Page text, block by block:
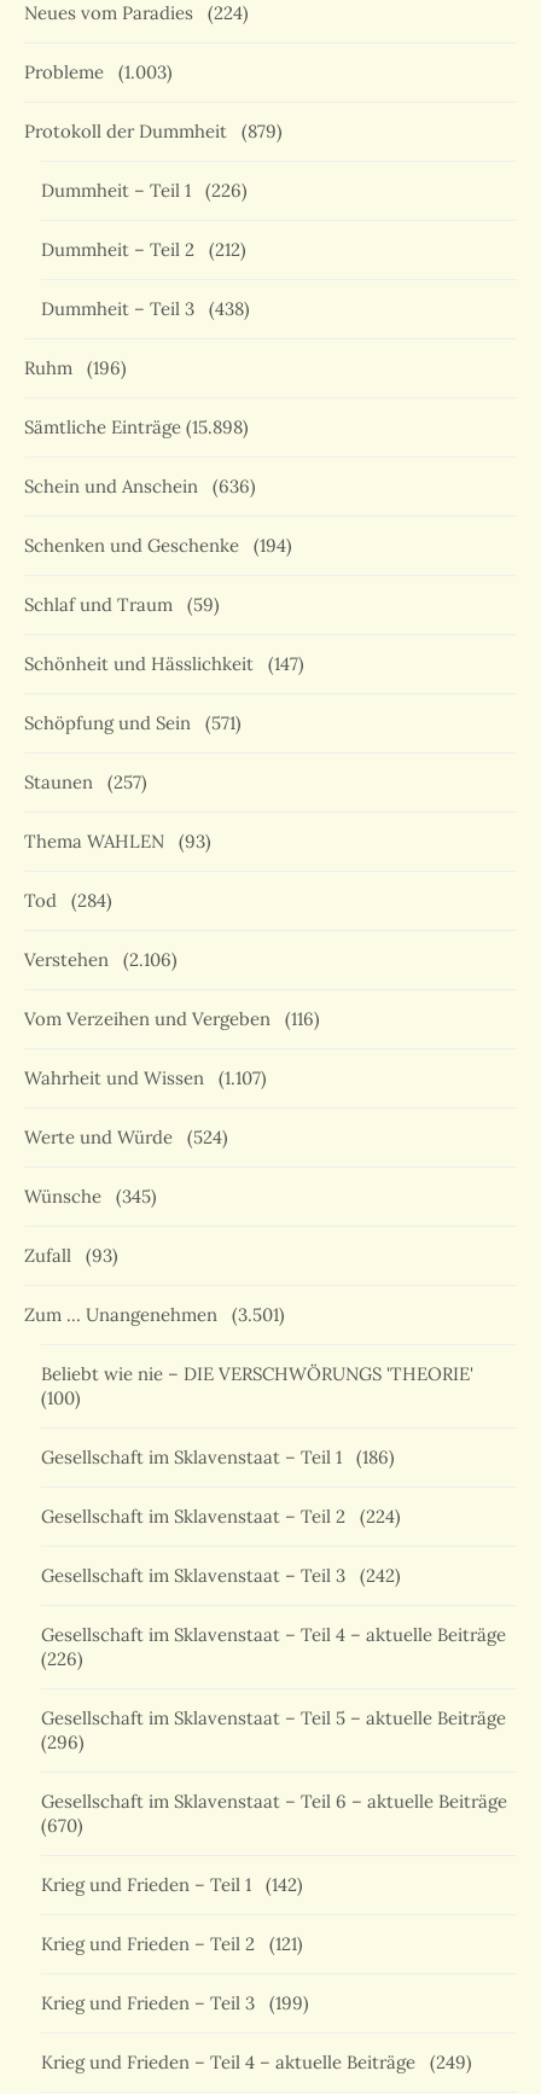
Neues vom Paradies (224)
Probleme (1.003)
Protokoll der Dummheit (879)
Dummheit – Teil 1 (226)
Dummheit – Teil 2 (212)
Dummheit – Teil 3 (438)
Ruhm (196)
Sämtliche Einträge (15.898)
Schein und Anschein (636)
Schenken und Geschenke (194)
Schlaf und Traum (59)
Schönheit und Hässlichkeit (147)
Schöpfung und Sein (571)
Staunen (257)
Thema WAHLEN (93)
Tod (284)
Verstehen (2.106)
Vom Verzeihen und Vergeben (116)
Wahrheit und Wissen (1.107)
Werte und Würde (524)
Wünsche (345)
Zufall (93)
Zum … Unangenehmen (3.501)
Beliebt wie nie – DIE VERSCHWÖRUNGS 'THEORIE'
(100)
Gesellschaft im Sklavenstaat – Teil 1 (186)
Gesellschaft im Sklavenstaat – Teil 2 (224)
Gesellschaft im Sklavenstaat – Teil 3 (242)
Gesellschaft im Sklavenstaat – Teil 4 – aktuelle Beiträge
(226)
Gesellschaft im Sklavenstaat – Teil 5 – aktuelle Beiträge
(296)
Gesellschaft im Sklavenstaat – Teil 6 – aktuelle Beiträge
(670)
Krieg und Frieden – Teil 1 (142)
Krieg und Frieden – Teil 2 (121)
Krieg und Frieden – Teil 3 (199)
Krieg und Frieden – Teil 4 – aktuelle Beiträge (249)